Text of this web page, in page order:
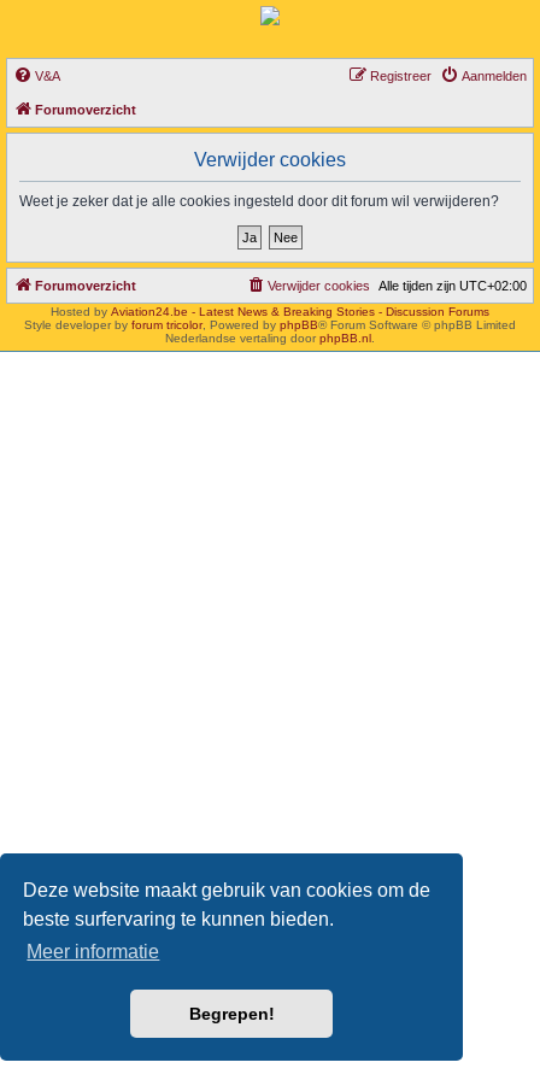
Deze website maakt gebruik van cookies om de
beste surfervaring te kunnen bieden.
Meer informatie
Begrepen!
V&A Aanmelden
Registreer
Forumoverzicht
Verwijder cookies
Weet je zeker dat je alle cookies ingesteld door dit forum wil verwijderen?
Forumoverzicht Alle tijden zijn UTC+02:00
Verwijder cookies
Hosted by Aviation24.be - Latest News & Breaking Stories - Discussion Forums
Style developer by forum tricolor, Powered by phpBB® Forum Software © phpBB Limited
Nederlandse vertaling doorphpBB.nl